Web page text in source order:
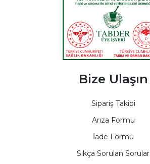
Bize Ulaşın
Sipariş Takibi
Arıza Formu
İade Formu
Sıkça Sorulan Sorular